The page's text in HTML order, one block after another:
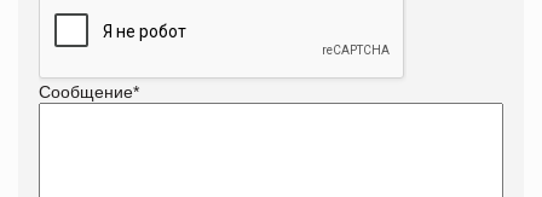
Сообщение*